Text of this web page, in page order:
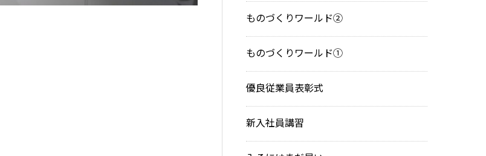
ものづくりワールド②
ものづくりワールド①
優良従業員表彰式
新入社員講習